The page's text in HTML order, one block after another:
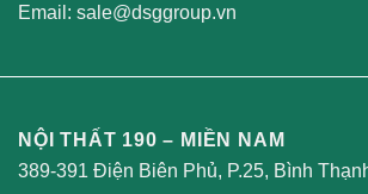
Email: sale@dsggroup.vn
NỘI THẤT 190 – MIỀN NAM
389-391 Điện Biên Phủ, P.25, Bình